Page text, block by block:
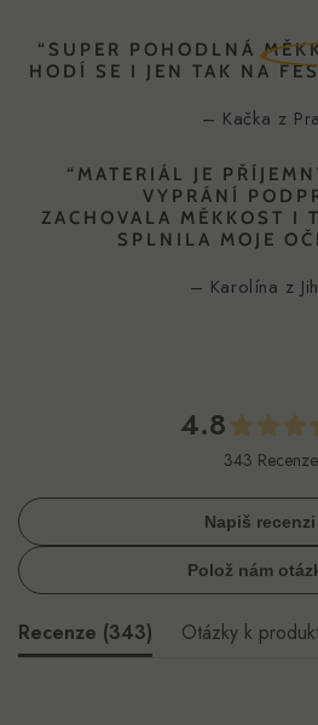
“ SUPER POHODLNÁ
HODÍ SE I JEN TAK NA
– Kačka z
“MATERIÁL JE
VYPRÁNÍ
ZACHOVALA MĚKKOST I
SPLNILA MOJE
– Karolína z
4.8
343 Recenze
Napiš recenzi
Polož nám
Recenze (343) Otázky k